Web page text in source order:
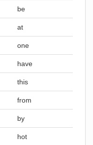
be
at
one
have
this
from
by
hot